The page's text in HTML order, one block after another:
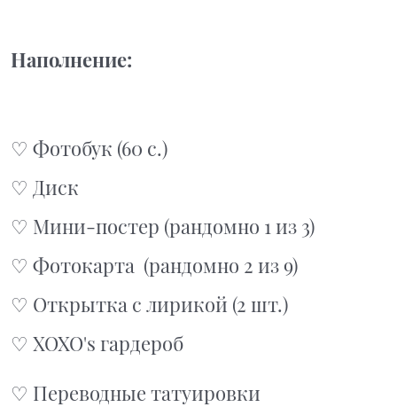
Наполнение:
♡ Фотобук (60 с.)
♡ Диск
♡ Мини-постер (рандомно 1 из 3)
♡ Фотокарта (рандомно 2 из 9)
♡ Открытка с лирикой (2 шт.)
♡ XOXO's гардероб
♡ Переводные татуировки